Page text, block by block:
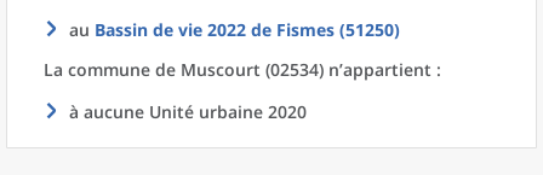
au Bassin de vie 2022 de Fismes (51250)
La commune de Muscourt (02534) n’appartient :
à aucune Unité urbaine 2020